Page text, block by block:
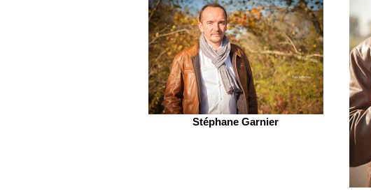
Stéphane Garnier